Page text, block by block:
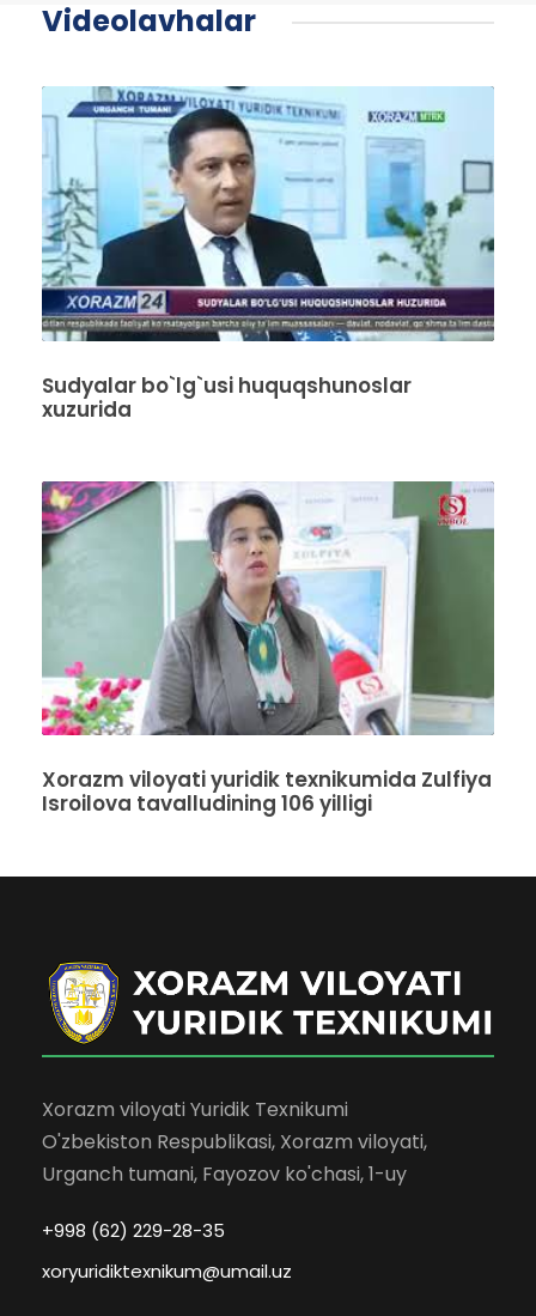
Videolavhalar
Sudyalar bo`lg`usi huquqshunoslar
xuzurida
Xorazm viloyati yuridik texnikumida Zulfiya
Isroilova tavalludining 106 yilligi
Xorazm viloyati Yuridik Texnikumi
O'zbekiston Respublikasi, Xorazm viloyati,
Urganch tumani, Fayozov ko'chasi, 1-uy
+998 (62) 229-28-35
xoryuridiktexnikum@umail.uz